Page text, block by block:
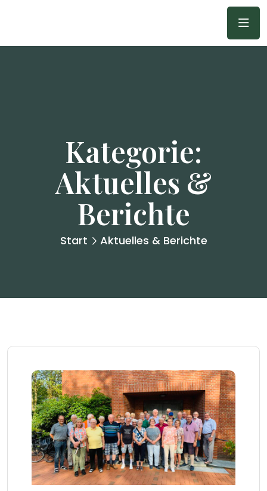
Kategorie:
Aktuelles &
Berichte
Start Aktuelles & Berichte